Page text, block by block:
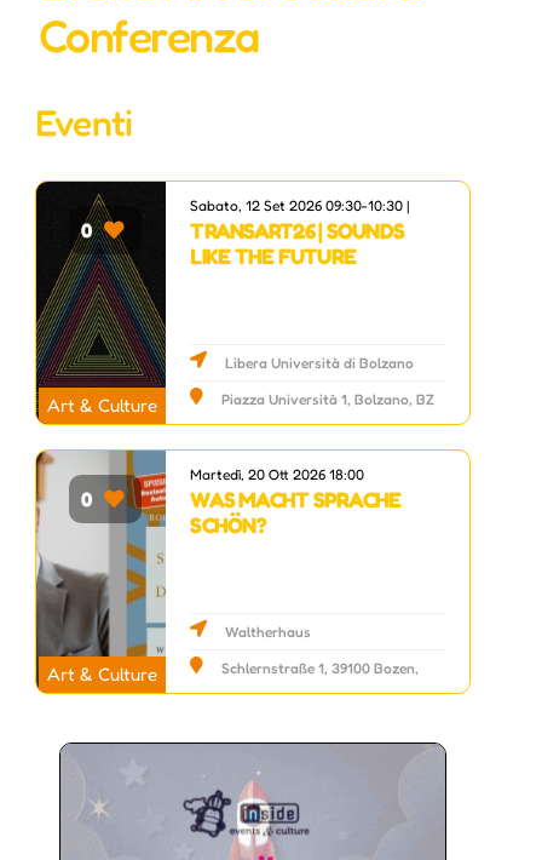
Conferenza
Eventi
0
Art & Culture
Sabato, 12 Set 2026 09:30-10:30 |
TRANSART26 | SOUNDS
LIKE THE FUTURE
Libera Università di Bolzano
Piazza Università 1, Bolzano, BZ
0
Art & Culture
Martedì, 20 Ott 2026 18:00
WAS MACHT SPRACHE
SCHÖN?
Waltherhaus
Schlernstraße 1, 39100 Bozen,
Bolzano, BZ